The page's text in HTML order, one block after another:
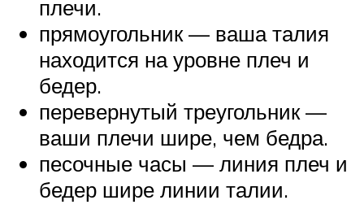
плечи.
прямоугольник — ваша талия
находится на уровне плеч и
бедер.
перевернутый треугольник —
ваши плечи шире, чем бедра.
песочные часы — линия плеч и
бедер шире линии талии.